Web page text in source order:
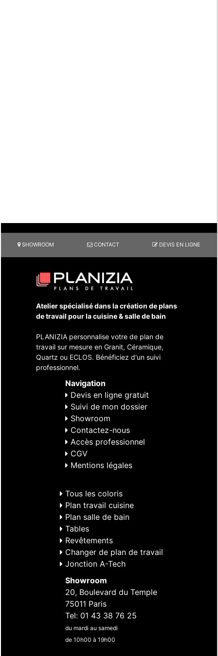
SHOWROOM CONTACT DEVIS EN LIGNE
Atelier spécialisé dans la création de plans
de travail pour la cuisine & salle de bain
PLANIZIA personnalise votre de plan de
travail sur mesure en Granit, Céramique,
Quartz ou ECLOS. Bénéficiez d'un suivi
professionnel.
Navigation
Devis en ligne gratuit
Suivi de mon dossier
Showroom
Contactez-nous
Accès professionnel
CGV
Mentions légales
Tous les coloris
Plan travail cuisine
Plan salle de bain
Tables
Revêtements
Changer de plan de travail
Jonction A-Tech
Showroom
20, Boulevard du Temple
75011 Paris
Tel: 01 43 38 76 25
du mardi au samedi
de 10h00 à 19h00